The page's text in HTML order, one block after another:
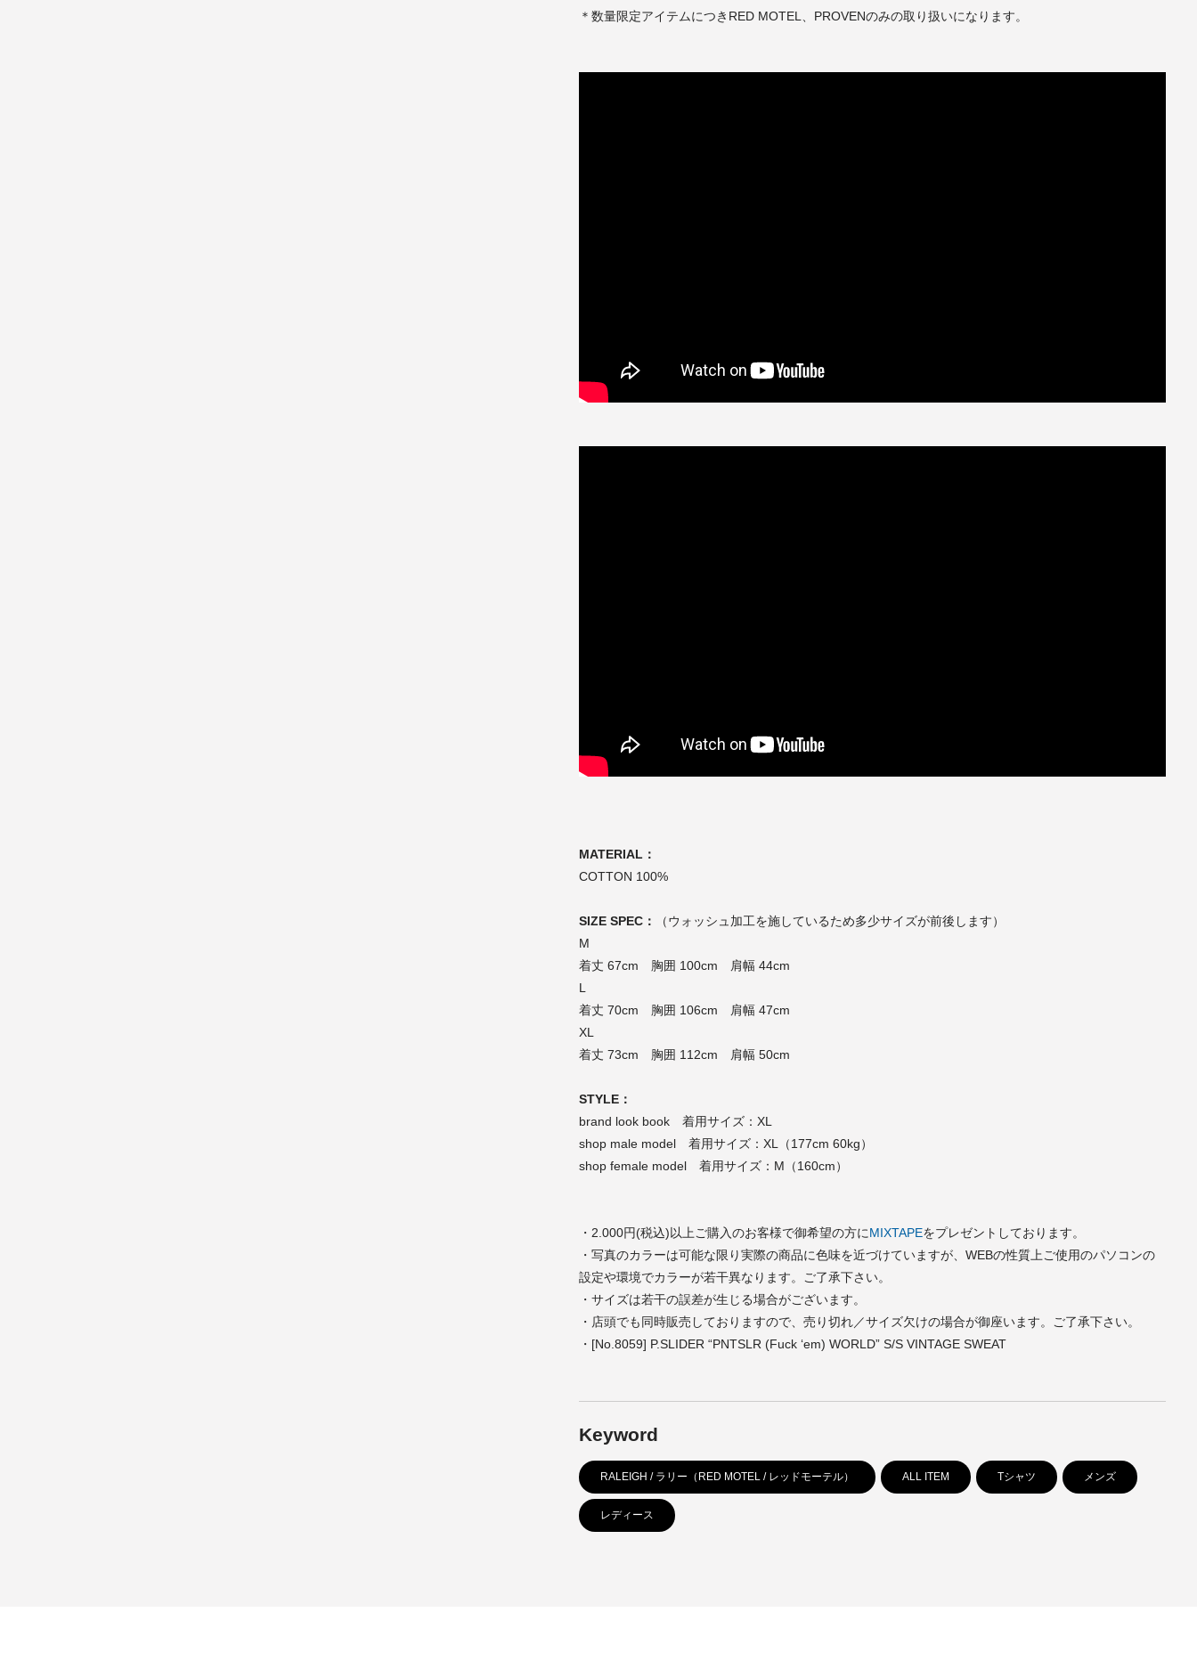
＊数量限定アイテムにつきRED MOTEL、PROVENのみの取り扱いになります。
MATERIAL：
COTTON 100%
SIZE SPEC：
（ウォッシュ加工を施しているため多少サイズが前後します）
M
着丈 67cm 胸囲 100cm 肩幅 44cm
L
着丈 70cm 胸囲 106cm 肩幅 47cm
XL
着丈 73cm 胸囲 112cm 肩幅 50cm
STYLE：
brand look book 着用サイズ：XL
shop male model 着用サイズ：XL（177cm 60kg）
shop female model 着用サイズ：M（160cm）
・2.000円(税込)以上ご購入のお客様で御希望の方にMIXTAPEをプレゼントしております。
・写真のカラーは可能な限り実際の商品に色味を近づけていますが、WEBの性質上ご使用のパソコンの
設定や環境でカラーが若干異なります。ご了承下さい。
・サイズは若干の誤差が生じる場合がございます。
・店頭でも同時販売しておりますので、売り切れ／サイズ欠けの場合が御座います。ご了承下さい。
・[No.8059] P.SLIDER “PNTSLR (Fuck ‘em) WORLD” S/S VINTAGE SWEAT
Keyword
RALEIGH / ラリー（RED MOTEL / レッドモーテル） ALL ITEM Tシャツ メンズ
レディース